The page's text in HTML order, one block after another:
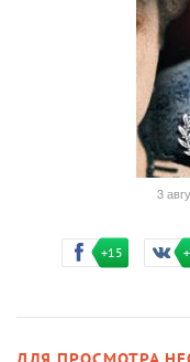
3
+15